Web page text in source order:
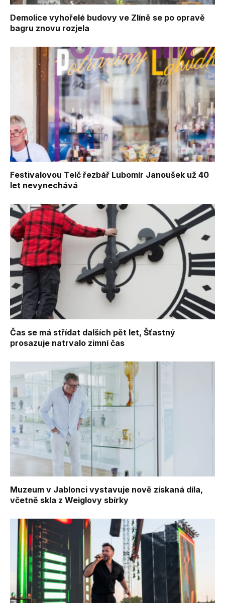
Demolice vyhořelé budovy ve Zlíně se po opravě
bagru znovu rozjela
Festivalovou Telč řezbář Lubomír Janoušek už 40
let nevynechává
Čas se má střídat dalších pět let, Šťastný
prosazuje natrvalo zimní čas
Muzeum v Jablonci vystavuje nově získaná díla,
včetně skla z Weiglovy sbírky